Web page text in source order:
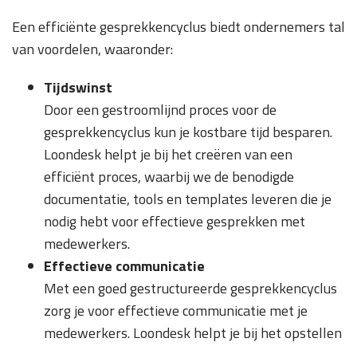
Een efficiënte gesprekkencyclus biedt ondernemers tal
van voordelen, waaronder:
Tijdswinst
Door een gestroomlijnd proces voor de
gesprekkencyclus kun je kostbare tijd besparen.
Loondesk helpt je bij het creëren van een
efficiënt proces, waarbij we de benodigde
documentatie, tools en templates leveren die je
nodig hebt voor effectieve gesprekken met
medewerkers.
Effectieve communicatie
Met een goed gestructureerde gesprekkencyclus
zorg je voor effectieve communicatie met je
medewerkers. Loondesk helpt je bij het opstellen